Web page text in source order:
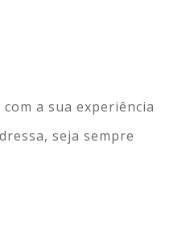
a sua experiência
seja sempre